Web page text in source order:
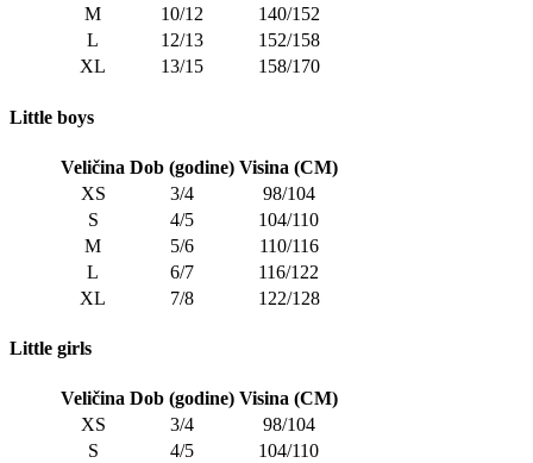
M
10/12
140/152
L
12/13
152/158
XL
13/15 158/170
Little boys
Veličina Dob (godine) Visina (CM)
XS
3/4
98/104
S
4/5
104/110
M
5/6
110/116
L
6/7
116/122
XL
7/8 122/128
Little girls
Veličina Dob (godine) Visina (CM)
XS
3/4
98/104
S
4/5
104/110